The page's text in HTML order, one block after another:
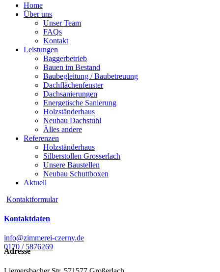
Home
Über uns
Unser Team
FAQs
Kontakt
Leistungen
Baggerbetrieb
Bauen im Bestand
Baubegleitung / Baubetreuung
Dachflächenfenster
Dachsanierungen
Energetische Sanierung
Holzständerhaus
Neubau Dachstuhl
Älles andere
Referenzen
Holzständerhaus
Silberstollen Grosserlach
Unsere Baustellen
Neubau Schuttboxen
Aktuell
Kontaktformular
Kontaktdaten
info@zimmerei-czerny.de
0170 / 5876269
Adresse